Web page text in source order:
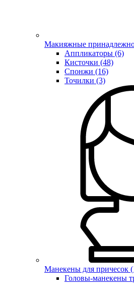
Макияжные
Аппликаторы (6)
Кисточки (48)
Спонжи (16)
Точилки (3)
Манекены для причесок
Головы-манекены